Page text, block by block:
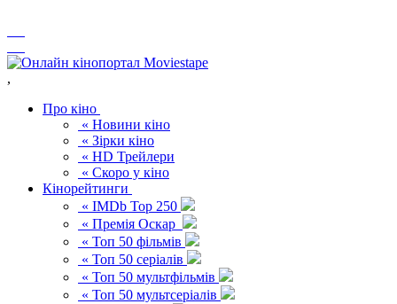
,
Про кіно
« Новини кіно
« Зірки кіно
« HD Трейлери
« Скоро у кіно
Кінорейтинги
« IMDb Top 250
« Премія Оскар
« Топ 50 фільмів
« Топ 50 серіалів
« Топ 50 мультфільмів
« Топ 50 мультсеріалів